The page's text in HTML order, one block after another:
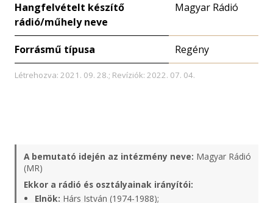
Hangfelvételt készítő
rádió/műhely neve
Magyar Rádió
Forrásmű típusa Regény
Létrehozva: 2021. 09. 28.; Revíziók: 2022. 07. 04.
A bemutató idején az intézmény neve: Magyar Rádió
(MR)
Ekkor a rádió és osztályainak irányítói:
Elnök: Hárs István (1974-1988);